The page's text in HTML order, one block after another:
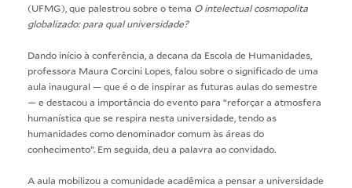
(UFMG), que palestrou sobre o tema O intelectual cosmopolita
globalizado: para qual universidade?
Dando início à conferência, a decana da Escola de Humanidades,
professora Maura Corcini Lopes, falou sobre o significado de uma
aula inaugural — que é o de inspirar as futuras aulas do semestre
— e destacou a importância do evento para “reforçar a atmosfera
humanística que se respira nesta universidade, tendo as
humanidades como denominador comum às áreas do
conhecimento”. Em seguida, deu a palavra ao convidado.
A aula mobilizou a comunidade acadêmica a pensar a universidade